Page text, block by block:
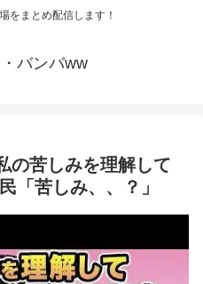
をまとめ配信します！
バンバww
の苦しみを理解して
「苦しみ、、？」